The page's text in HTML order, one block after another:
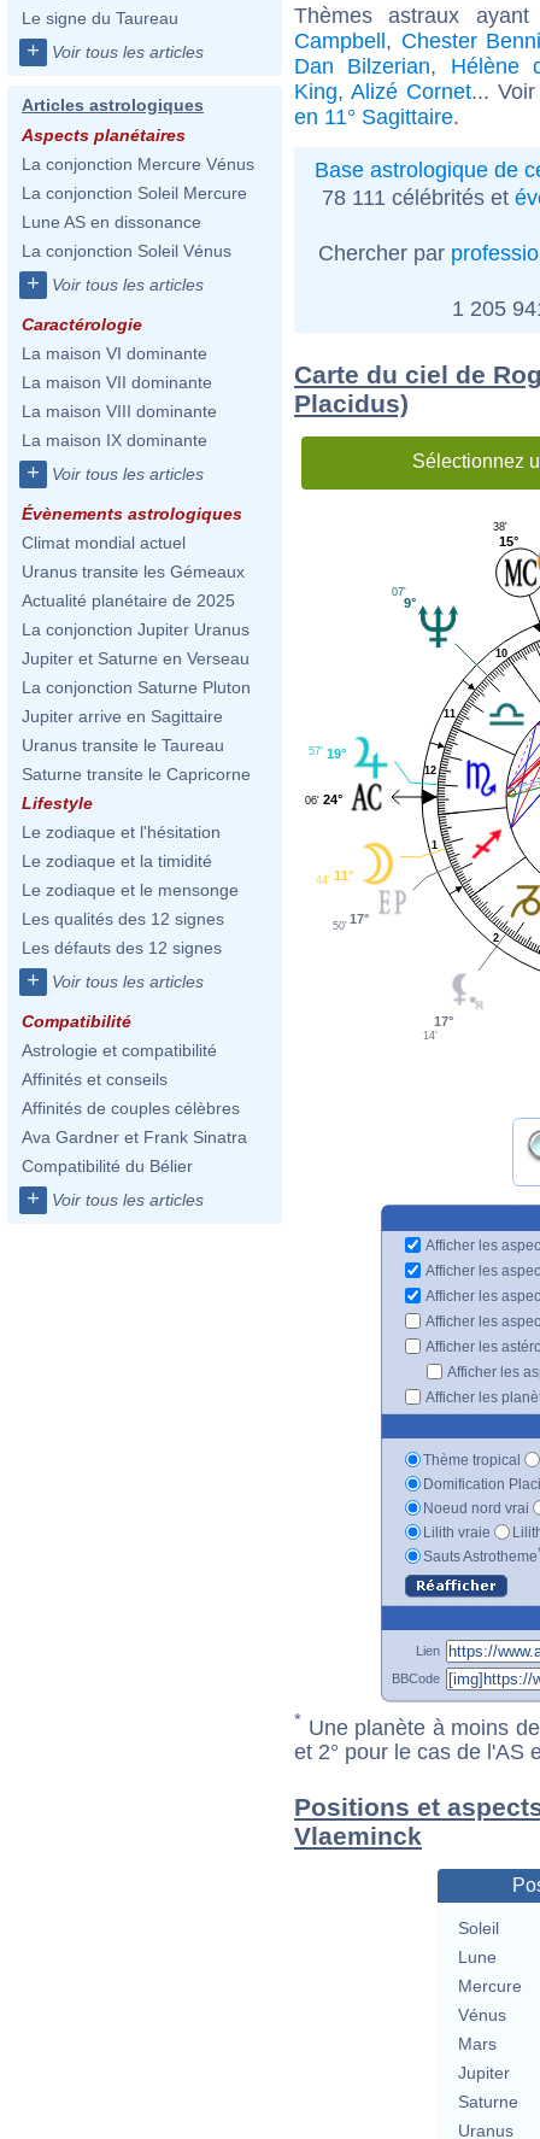
Le signe du Taureau
+ Voir tous les articles
Articles astrologiques
Aspects planétaires
La conjonction Mercure Vénus
La conjonction Soleil Mercure
Lune AS en dissonance
La conjonction Soleil Vénus
+ Voir tous les articles
Caractérologie
La maison VI dominante
La maison VII dominante
La maison VIII dominante
La maison IX dominante
+ Voir tous les articles
Évènements astrologiques
Climat mondial actuel
Uranus transite les Gémeaux
Actualité planétaire de 2025
La conjonction Jupiter Uranus
Jupiter et Saturne en Verseau
La conjonction Saturne Pluton
Jupiter arrive en Sagittaire
Uranus transite le Taureau
Saturne transite le Capricorne
Lifestyle
Le zodiaque et l'hésitation
Le zodiaque et la timidité
Le zodiaque et le mensonge
Les qualités des 12 signes
Les défauts des 12 signes
+ Voir tous les articles
Compatibilité
Astrologie et compatibilité
Affinités et conseils
Affinités de couples célèbres
Ava Gardner et Frank Sinatra
Compatibilité du Bélier
+ Voir tous les articles
Thèmes astraux
Campbell, Chester
Dan Bilzerian, Hélène
King, Alizé Cornet...
en 11° Sagittaire.
Base astrologique de
78 111 célébrités et
Chercher par
1 205
Carte du ciel de
Placidus)
Sélectionnez
1
2
10
11
12
15°
38'
9°
07'
19°
57'
24°
06'
11°
44'
17°
50'
17°
14'
Afficher les
Afficher les
Afficher les
Afficher les
Afficher les
Afficher les
Afficher les
Thème tropical
Domification
Noeud nord vrai
Lilith vraie
Sauts Astrotheme
Lien
BBCode
* Une planète à moins
et 2° pour le cas de l'AS
Positions et
Vlaeminck
Soleil
Lune
Mercure
Vénus
Mars
Jupiter
Saturne
Uranus